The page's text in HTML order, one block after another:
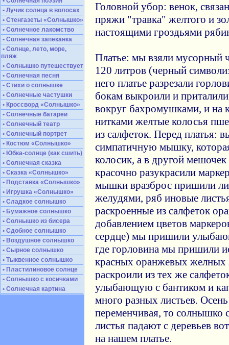
• Лучик солнца в волосах
• Стенгазеты «Солнышко»
• Солнечное лакомство
• Солнечная запеканка
• Солнце, лето, море,
пляж
• Солнышко путешествует
• Солнечная песня
• Стихи о солнышке
• Солнечные частушки
• Кроссворд «Солнышко»
• Солнечные батареи
• Солнечный театр
• Солнечный портрет
• Костюм «Солнышко»
• Юбка-солнце (как сшить)
• Солнечная сказка
• Сказка «Солнышко»
• Подставка «Солнышко»
• Игрушка «Солнышко»
• Сладкое солнышко
• Бумажное солнышко
• Солнышко из бисера
• Сдобное солнышко
• Воздушное солнышко
• Сырное солнышко
• Тыквенное солнышко
• Пластилиновое солнце
• Солнышко с косичками
• Солнечная картина
Головной убор: венок,
пряжи "травка" желтого и
настоящими гроздьями
Платье: мы взяли
120 литров (черный
него платье разрезали
бокам выкроили и
вокруг бахромушками, и
нитками желтые колосья
из салфеток. Перед платья:
симпатичную мышку,
колосик, а в другой
красочно разукрасили
мышки вразброс пришили
желудями, ряб иновые
раскроенные из салфеток
добавлением цветов
сердце) мы пришили
где горловина мы пришили
красных оранжевых желных
раскроили из тех же
улыбающую с бантиком и
много разных листьев.
переменчивая, то солнышко
листья падают с деревьев
на нашем платье.